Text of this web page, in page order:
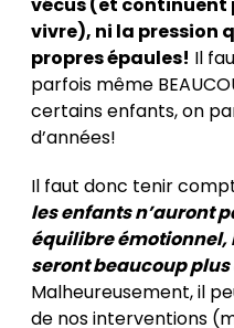
vivre), ni la pression
propres épaules! Il
parfois même
certains enfants, on
d’années!
Il faut donc tenir
les enfants n’auront
équilibre émotionnel,
seront beaucoup
Malheureusement, il
de nos interventions